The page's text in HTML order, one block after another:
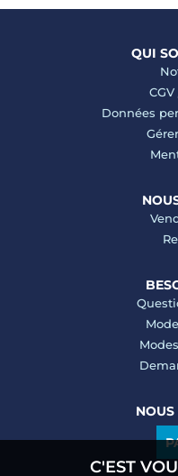
QUI
CGV
Données
NOUS
C'EST